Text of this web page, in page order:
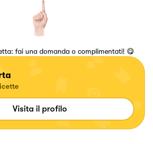
fai una domanda o complimentati! 😋
Visita il profilo